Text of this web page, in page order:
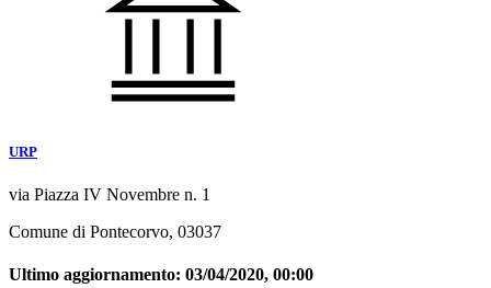
URP
via Piazza IV Novembre n. 1
Comune di Pontecorvo, 03037
Ultimo aggiornamento: 03/04/2020, 00:00